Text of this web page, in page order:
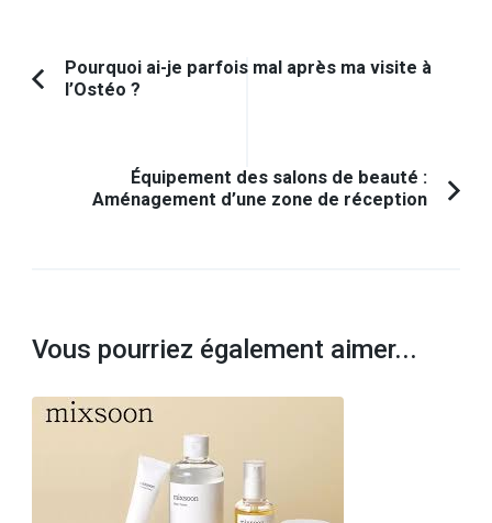
Navigation
d'article
Article
Pourquoi ai-je parfois mal après ma visite à
l’Ostéo ?
Équipement des salons de beauté :
Aménagement d’une zone de réception
Vous pourriez également aimer...